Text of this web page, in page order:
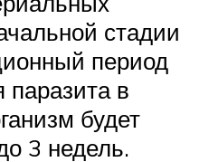
стадии
период
паразита в
будет
3 недель.